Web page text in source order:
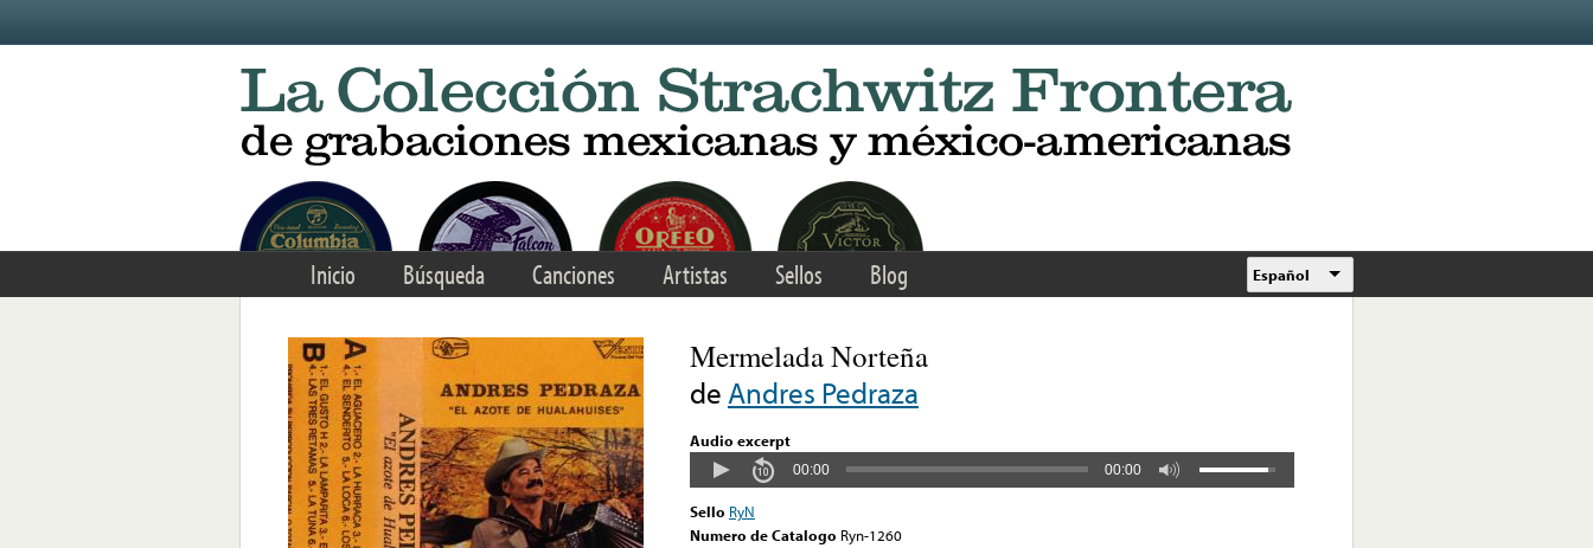
Inicio Búsqueda Canciones Artistas Sellos Blog Español
Mermelada Norteña
de Andres Pedraza
Audio excerpt
00:00 00:00
Sello RyN
Numero de Catalogo Ryn-1260